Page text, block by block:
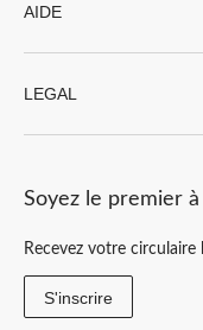
AIDE
LEGAL
Soyez le premier
Recevez votre
S'inscrire